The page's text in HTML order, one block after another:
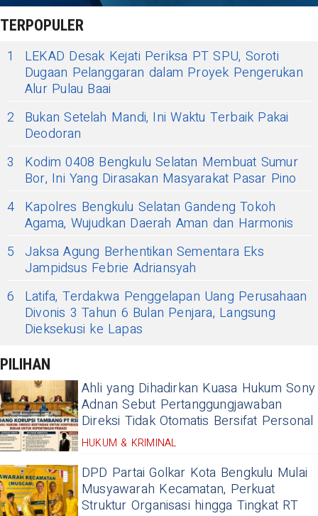
TERPOPULER
1
LEKAD Desak Kejati Periksa PT SPU, Soroti
Dugaan Pelanggaran dalam Proyek Pengerukan
Alur Pulau Baai
2
Bukan Setelah Mandi, Ini Waktu Terbaik Pakai
Deodoran
3
Kodim 0408 Bengkulu Selatan Membuat Sumur
Bor, Ini Yang Dirasakan Masyarakat Pasar Pino
4 Kapolres Bengkulu Selatan Gandeng Tokoh
Agama, Wujudkan Daerah Aman dan Harmonis
5 Jaksa Agung Berhentikan Sementara Eks
Jampidsus Febrie Adriansyah
6
Latifa, Terdakwa Penggelapan Uang Perusahaan
Divonis 3 Tahun 6 Bulan Penjara, Langsung
Dieksekusi ke Lapas
PILIHAN
Ahli yang Dihadirkan Kuasa Hukum Sony
Adnan Sebut Pertanggungjawaban
Direksi Tidak Otomatis Bersifat Personal
HUKUM & KRIMINAL
DPD Partai Golkar Kota Bengkulu Mulai
Musyawarah Kecamatan, Perkuat
Struktur Organisasi hingga Tingkat RT